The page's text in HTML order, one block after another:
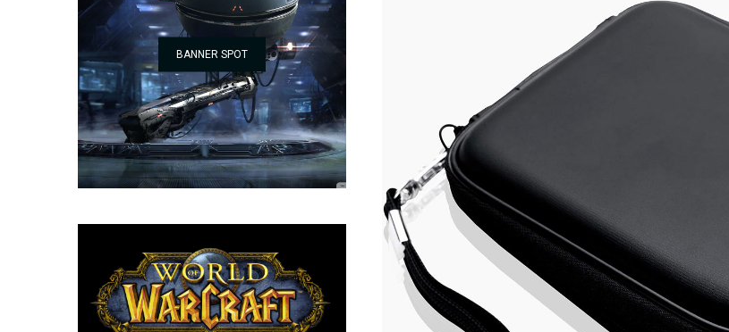
BANNER SPOT